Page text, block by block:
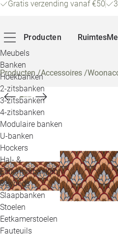
Gratis verzending vanaf €50
Producten
Meubels
Banken
Hoekbanken
2-zitsbanken
3-zitsbanken
4-zitsbanken
Modulaire banken
U-banken
Hockers
Hal- &
Eetkamerbanken
Daybeds
Slaapbanken
Stoelen
Eetkamerstoelen
Fauteuils
Ruimtes
Producten/Accessoires /